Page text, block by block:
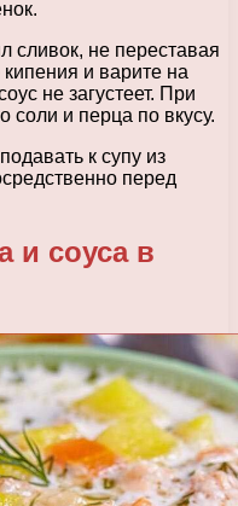
сливок, не переставая
и варите на
не загустеет. При
соли и перца по вкусу.
к супу из
перед
и соуса в